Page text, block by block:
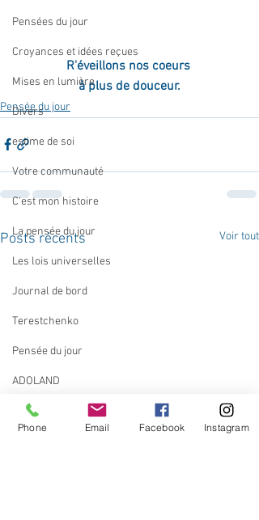
Pensées du jour
Croyances et idées reçues
Mises en lumière
Divers
estime de soi
Votre communauté
C'est mon histoire
La pensée du jour
Les lois universelles
Journal de bord
Terestchenko
Pensée du jour
ADOLAND
R'éveillons nos coeurs
à plus de douceur.
Pensée du jour
Posts récents Voir tout
Phone Email Facebook Instagram